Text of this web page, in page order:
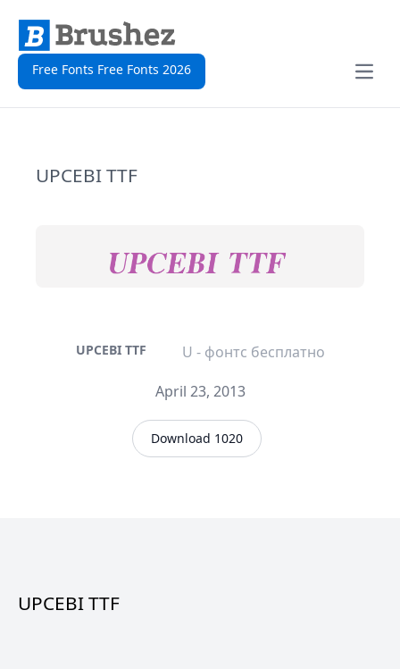
Free Fonts Free Fonts 2026
Open
UPCEBI TTF
UPCEBI TTF
U - фонтс бесплатно
April 23, 2013
Download 1020
UPCEBI TTF